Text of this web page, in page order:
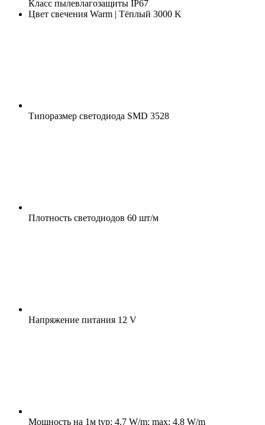
Класс пылевлагозащиты IP67
Цвет свечения Warm | Тёплый 3000 K
Типоразмер светодиода SMD 3528
Плотность светодиодов 60 шт/м
Напряжение питания 12 V
Мощность на 1м typ: 4.7 W/m; max: 4.8 W/m